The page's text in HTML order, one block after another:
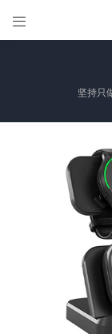

坚持只